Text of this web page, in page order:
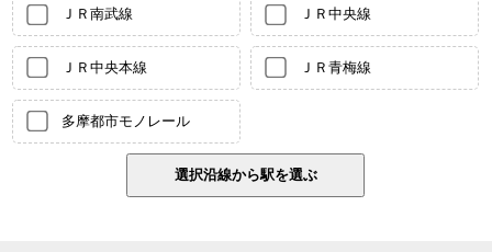
ＪＲ南武線 ＪＲ中央線
ＪＲ中央本線 ＪＲ青梅線
多摩都市モノレール